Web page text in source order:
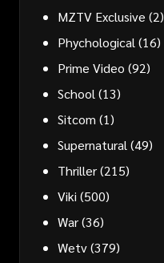
MZTV Exclusive (2)
Phychological (16)
Prime Video (92)
School (13)
Sitcom (1)
Supernatural (49)
Thriller(215)
Viki (500)
War(36)
Wetv(379)